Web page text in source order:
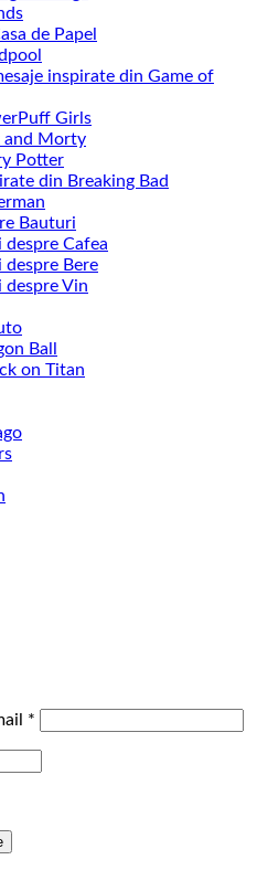
de Papel
inspirate din Game of
Girls
and Morty
Potter
din Breaking Bad
Bauturi
despre Cafea
despre Bere
despre Vin
Ball
on Titan
*